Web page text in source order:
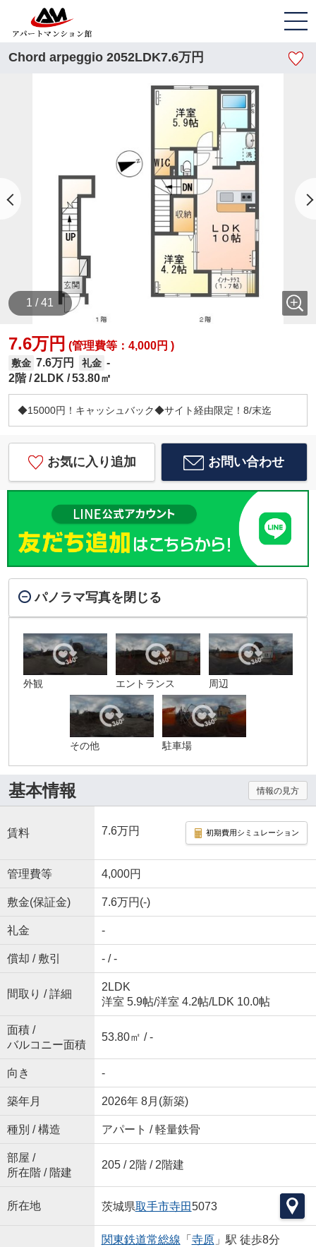
Chord arpeggio 2052LDK7.6万円
1 / 41
7.6万円 (管理費等：4,000円 )
敷金 7.6万円 礼金 -
2階 2LDK 53.80㎡
◆15000円！キャッシュバック◆サイト経由限定！8/末迄
お気に入り追加 お問い合わせ
パノラマ写真を閉じる
外観 エントランス 周辺
その他 駐車場
基本情報 情報の見方
賃料 7.6万円 初期費用シミュレーション
管理費等 4,000円
敷金(保証金) 7.6万円(-)
礼金 -
償却 / 敷引 - / -
間取り / 詳細
2LDK
洋室 5.9帖/洋室 4.2帖/LDK 10.0帖
面積 /
バルコニー面積
53.80㎡ / -
向き -
築年月 2026年 8月(新築)
種別 / 構造 アパート / 軽量鉄骨
部屋 /
所在階 / 階建
205 / 2階 / 2階建
所在地 茨城県取手市寺田5073
関東鉄道常総線 「 寺原」駅 徒歩8分